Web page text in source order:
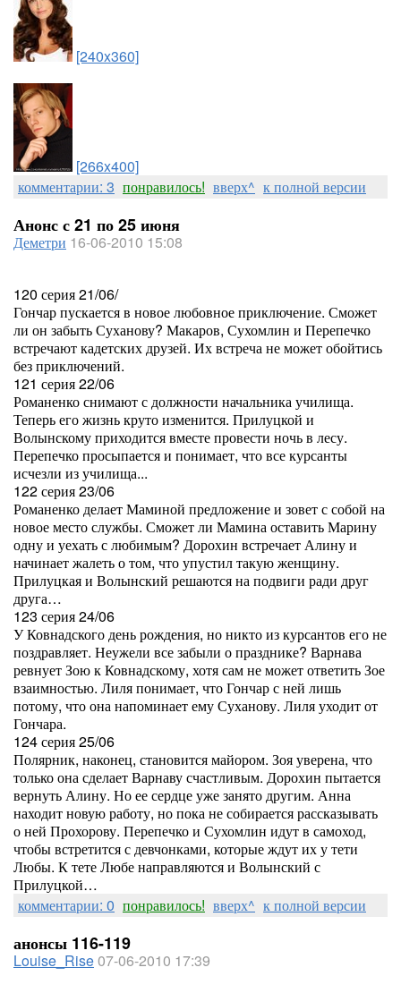
[240x360]
[266x400]
комментарии: 3 понравилось! вверх^ к полной версии
Анонс с 21 по 25 июня
Деметри 16-06-2010 15:08
120 серия 21/06/
Гончар пускается в новое любовное приключение. Сможет
ли он забыть Суханову? Макаров, Сухомлин и Перепечко
встречают кадетских друзей. Их встреча не может обойтись
без приключений.
121 серия 22/06
Романенко снимают с должности начальника училища.
Теперь его жизнь круто изменится. Прилуцкой и
Волынскому приходится вместе провести ночь в лесу.
Перепечко просыпается и понимает, что все курсанты
исчезли из училища...
122 серия 23/06
Романенко делает Маминой предложение и зовет с собой на
новое место службы. Сможет ли Мамина оставить Марину
одну и уехать с любимым? Дорохин встречает Алину и
начинает жалеть о том, что упустил такую женщину.
Прилуцкая и Волынский решаются на подвиги ради друг
друга…
123 серия 24/06
У Ковнадского день рождения, но никто из курсантов его не
поздравляет. Неужели все забыли о празднике? Варнава
ревнует Зою к Ковнадскому, хотя сам не может ответить Зое
взаимностью. Лиля понимает, что Гончар с ней лишь
потому, что она напоминает ему Суханову. Лиля уходит от
Гончара.
124 серия 25/06
Полярник, наконец, становится майором. Зоя уверена, что
только она сделает Варнаву счастливым. Дорохин пытается
вернуть Алину. Но ее сердце уже занято другим. Анна
находит новую работу, но пока не собирается рассказывать
о ней Прохорову. Перепечко и Сухомлин идут в самоход,
чтобы встретится с девчонками, которые ждут их у тети
Любы. К тете Любе направляются и Волынский с
Прилуцкой…
комментарии: 0 понравилось! вверх^ к полной версии
анонсы 116-119
Louise_Rise07-06-2010 17:39